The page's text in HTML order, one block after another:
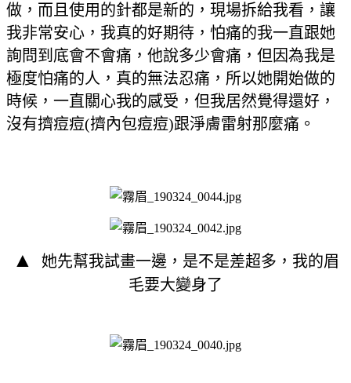
做，而且使用的針都是新的，現場拆給我看，讓
我非常安心，我真的好期待， 怕痛的我一直跟她
詢問到底會不會痛，他說多少會痛，但因為我是
極度怕痛的人，真的無法忍痛，所以她開始做的
時候，一直關心我的感受，但我居然覺得還好，
沒有擠痘痘(擠內包痘痘)跟淨膚雷射那麼痛。
▲
她先幫我試畫一邊，是不是差超多，我的眉
毛要大變身了